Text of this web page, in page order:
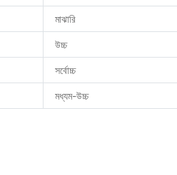
মাঝারি
উচ্চ
সর্বোচ্চ
মধ্যম-উচ্চ